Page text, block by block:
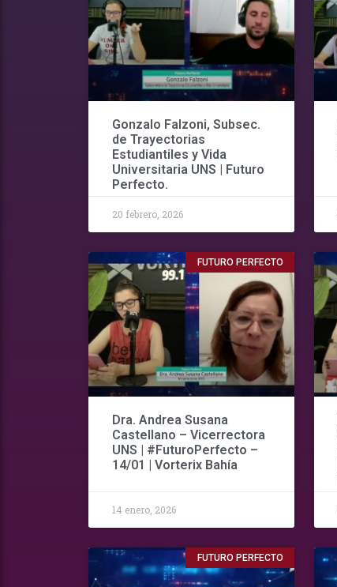
Gonzalo Falzoni, Subsec.
de Trayectorias
Estudiantiles y Vida
Universitaria UNS | Futuro
Perfecto.
20 febrero, 2026
FUTURO PERFECTO
Dra. Andrea Susana
Castellano – Vicerrectora
UNS | #FuturoPerfecto –
14/01 | Vorterix Bahía
14 enero, 2026
FUTURO PERFECTO